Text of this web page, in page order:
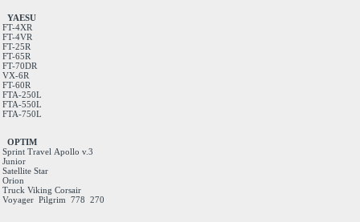
YAESU
FT-4XR
FT-4VR
FT-25R
FT-65R
FT-70DR
VX-6R
FT-60R
FTA-250L
FTA-550L
FTA-750L
OPTIM
Sprint Travel Apollo v.3
Junior
Satellite Star
Orion
Truck Viking Corsair
Voyager Pilgrim 778 270